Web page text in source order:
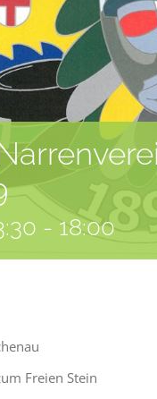
- 18:00
Freien Stein